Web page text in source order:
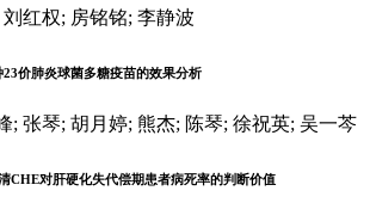
红权; 房铭铭; 李静波
价肺炎球菌多糖疫苗的效果分析
; 张琴; 胡月婷; 熊杰; 陈琴; 徐祝英; 吴一芩
CHE对肝硬化失代偿期患者病死率的判断价值